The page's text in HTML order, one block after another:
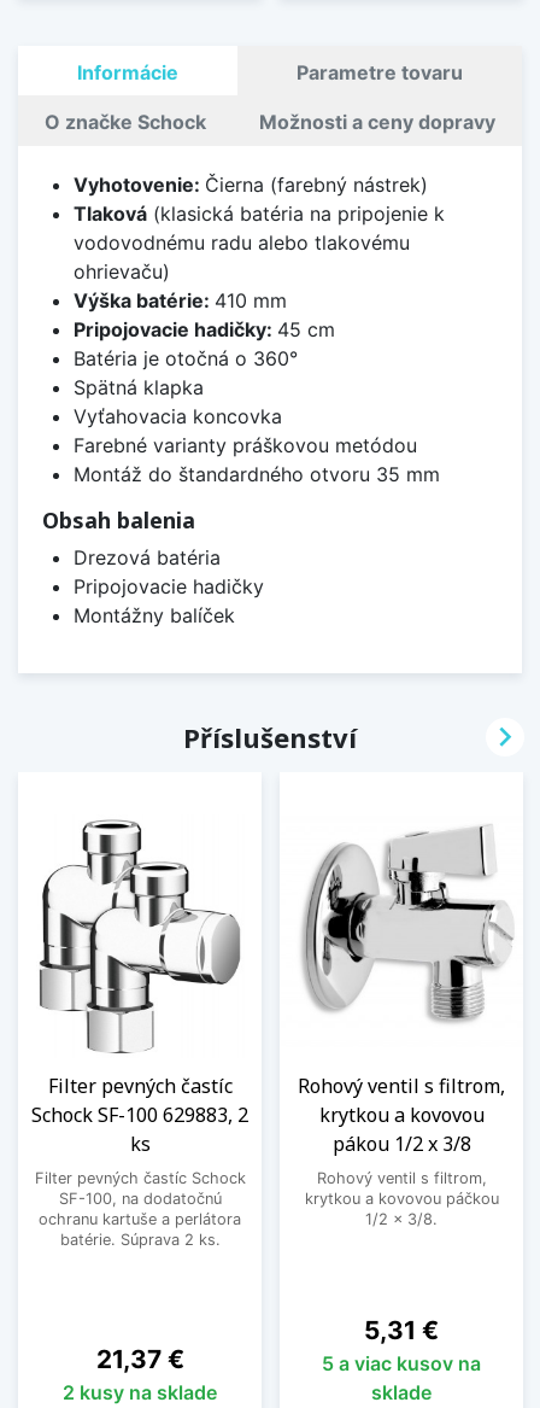
Informácie Parametre tovaru
O značke Schock Možnosti a ceny dopravy
Vyhotovenie: Čierna (farebný nástrek)
Tlaková(klasická batéria na pripojenie k
vodovodnému radu alebo tlakovému
ohrievaču)
Výška batérie: 410 mm
Pripojovacie hadičky: 45 cm
Batéria je otočná o 360°
Spätná klapka
Vyťahovacia koncovka
Farebné varianty práškovou metódou
Montáž do štandardného otvoru 35 mm
Obsah balenia
Drezová batéria
Pripojovacie hadičky
Montážny balíček
Příslušenství
Filter pevných častíc
Schock SF-100 629883, 2
ks
Filter pevných častíc Schock
SF-100, na dodatočnú
ochranu kartuše a perlátora
batérie. Súprava 2 ks.
Cena
21,37 €
2 kusy na sklade
Rohový ventil s filtrom,
krytkou a kovovou
pákou 1/2 x 3/8
Rohový ventil s filtrom,
krytkou a kovovou páčkou
1/2 x 3/8.
Cena
5,31 €
5 a viac kusov na
sklade
